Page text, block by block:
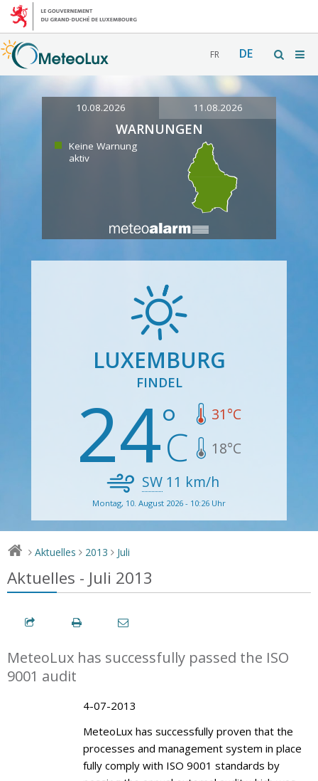
FR DE
10.08.2026 11.08.2026
WARNUNGEN
Keine Warnung
aktiv
LUXEMBURG
FINDEL
24 31°C
18°C
SW11 km/h
Montag, 10. August 2026 - 10:26 Uhr
> Aktuelles > 2013 > Juli
Aktuelles - Juli 2013
MeteoLux has successfully passed the ISO
9001 audit
4-07-2013
MeteoLux has successfully proven that the
processes and management system in place
fully comply with ISO 9001 standards by